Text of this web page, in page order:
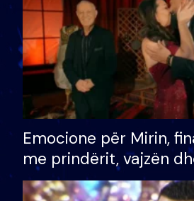
Emocione për Mirin,
me prindërit, vajzën
bashkëshorten: